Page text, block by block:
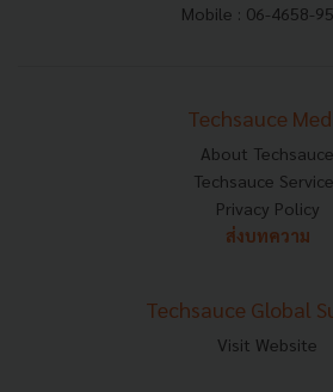
Mobile : 06-4658-
Techsauce
About Techsauce
Techsauce
Privacy Policy
ส่งบทความ
Techsauce Global
Visit Website